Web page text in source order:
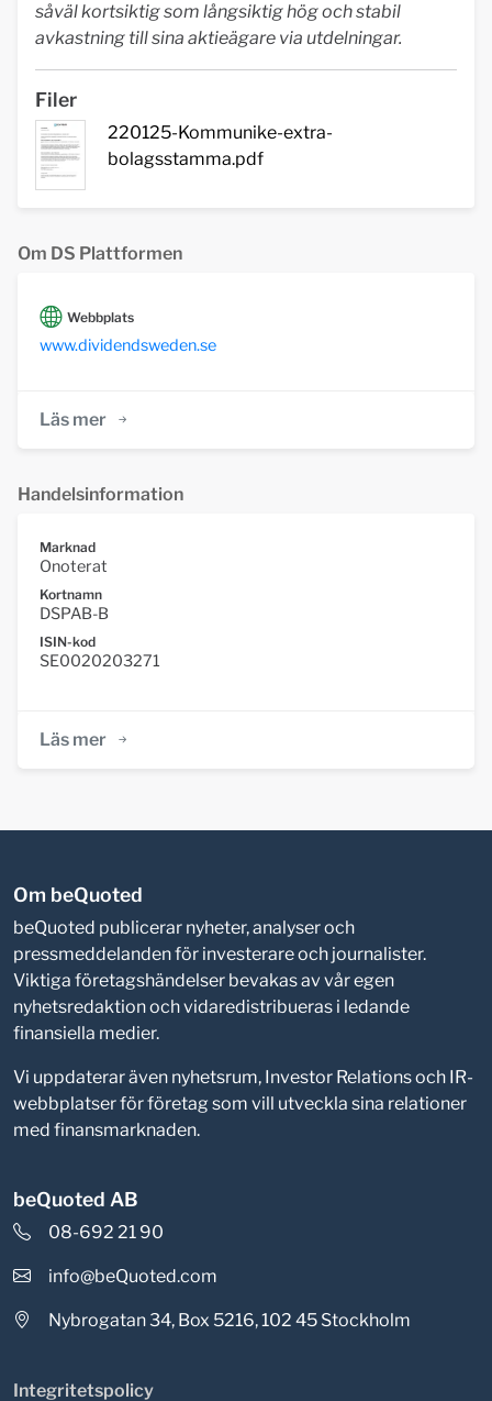
såväl kortsiktig som långsiktig hög och stabil
avkastning till sina aktieägare via utdelningar.
Filer
220125-Kommunike-extra-
bolagsstamma.pdf
Om DS Plattformen
Webbplats
www.dividendsweden.se
Läs mer
Handelsinformation
Marknad
Onoterat
Kortnamn
DSPAB-B
ISIN-kod
SE0020203271
Läs mer
Om beQuoted
beQuoted publicerar nyheter, analyser och
pressmeddelanden för investerare och journalister.
Viktiga företagshändelser bevakas av vår egen
nyhetsredaktion och vidaredistribueras i ledande
finansiella medier.
Vi uppdaterar även nyhetsrum, Investor Relations och IR-
webbplatser för företag som vill utveckla sina relationer
med finansmarknaden.
beQuoted AB
08-692 21 90
info@beQuoted.com
Nybrogatan 34, Box 5216, 102 45 Stockholm
Integritetspolicy